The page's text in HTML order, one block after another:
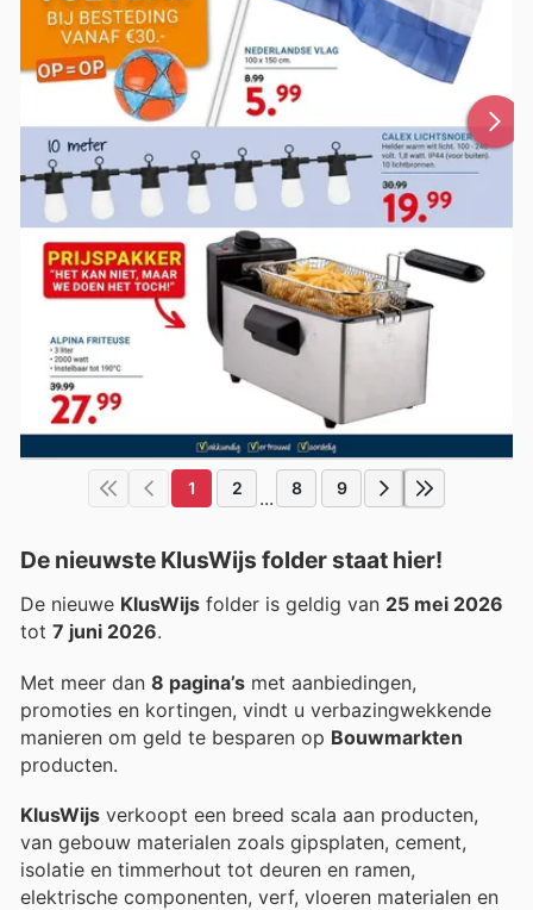
1 2 ... 8 9
De nieuwste KlusWijs folder staat hier!
De nieuwe KlusWijs folder is geldig van 25 mei 2026
tot 7 juni 2026.
Met meer dan 8 pagina’s met aanbiedingen,
promoties en kortingen, vindt u verbazingwekkende
manieren om geld te besparen op Bouwmarkten
producten.
KlusWijs verkoopt een breed scala aan producten,
van gebouw materialen zoals gipsplaten, cement,
isolatie en timmerhout tot deuren en ramen,
elektrische componenten, verf, vloeren materialen en